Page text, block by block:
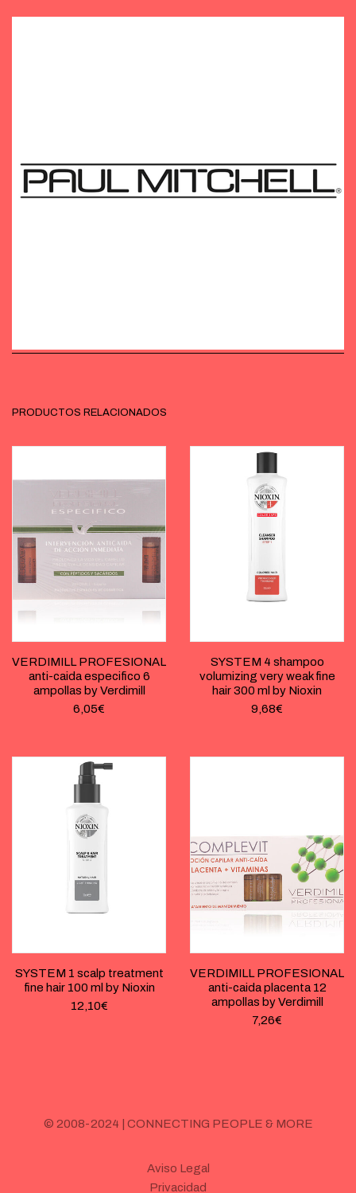
PRODUCTOS RELACIONADOS
VERDIMILL PROFESIONAL
anti-caida especifico 6
ampollas by Verdimill
6,05€
SYSTEM 4 shampoo
volumizing very weak fine
hair 300 ml by Nioxin
9,68€
SYSTEM 1 scalp treatment
fine hair 100 ml by Nioxin
12,10€
VERDIMILL PROFESIONAL
anti-caida placenta 12
ampollas by Verdimill
7,26€
© 2008-2024 | CONNECTING PEOPLE & MORE
Aviso Legal
Privacidad